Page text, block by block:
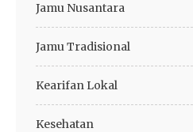
Jamu Nusantara
Jamu Tradisional
Kearifan Lokal
Kesehatan